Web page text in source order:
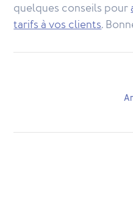
quelques conseils pour
tarifs à vos clients.